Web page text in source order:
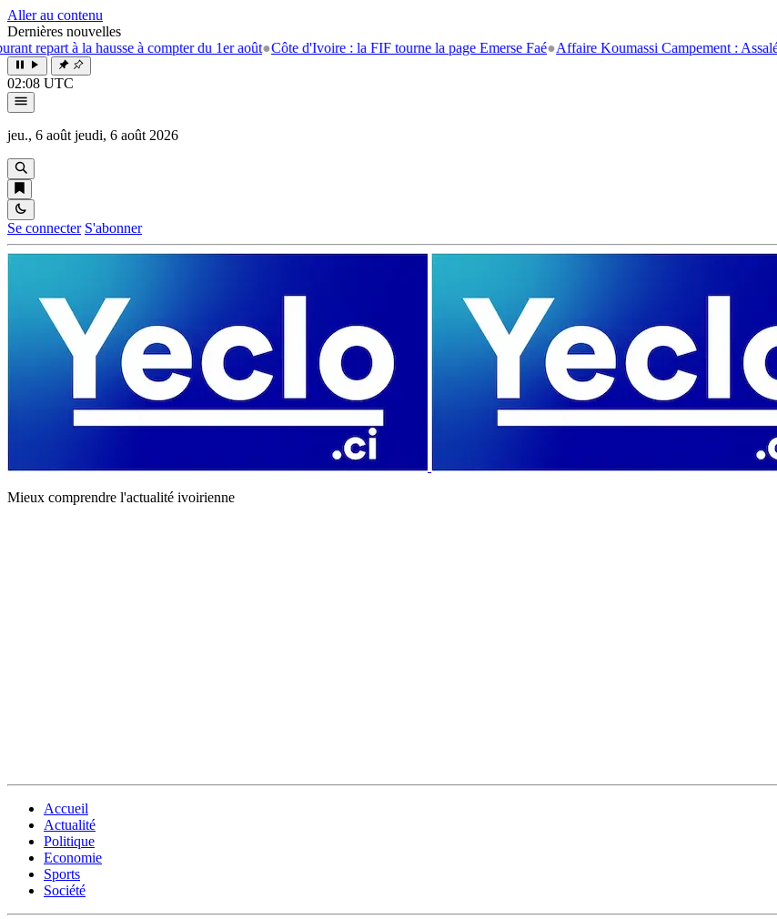
Aller au contenu
Dernières nouvelles
à la hausse à compter du 1er août●Côte d'Ivoire : la FIF tourne la page Emerse Faé●Affaire Koumassi Campement : Assalé
02:08 UTC
jeu., 6 août jeudi, 6 août 2026
Se connecter S'abonner
Mieux comprendre l'actualité ivoirienne
Accueil
Actualité
Politique
Economie
Sports
Société